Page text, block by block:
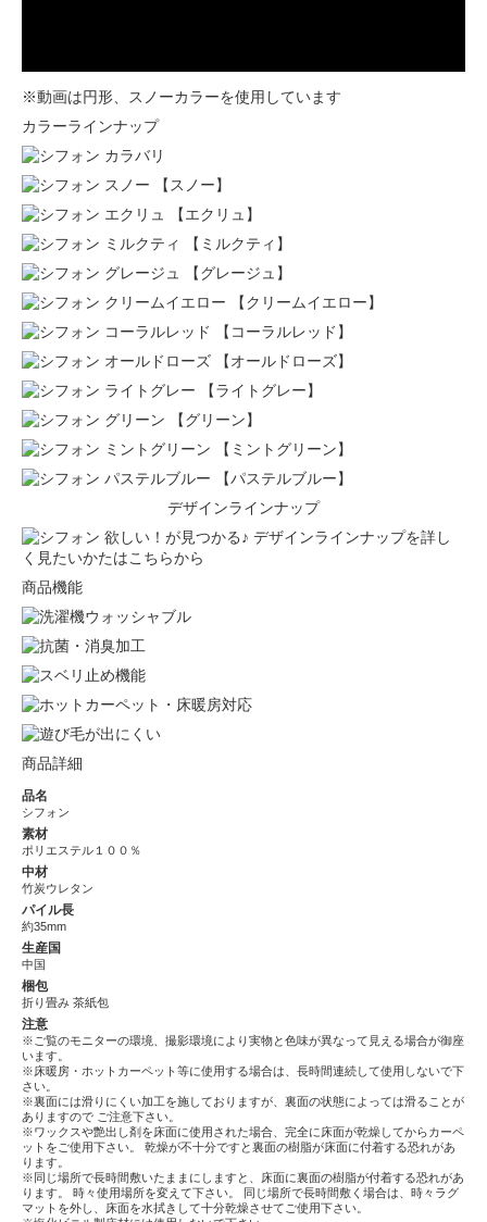
※動画は円形、スノーカラーを使用しています
カラーラインナップ
【スノー】
【エクリュ】
【ミルクティ】
【グレージュ】
【クリームイエロー】
【コーラルレッド】
【オールドローズ】
【ライトグレー】
【グリーン】
【ミントグリーン】
【パステルブルー】
デザインラインナップ
欲しい！が見つかる♪ デザインラインナップを詳し
く見たいかたはこちらから
商品機能
商品詳細
品名
シフォン
素材
ポリエステル１００％
中材
竹炭ウレタン
パイル長
約35mm
生産国
中国
梱包
折り畳み 茶紙包
注意
※ご覧のモニターの環境、撮影環境により実物と色味が異なって見える場合が御座
います。
※床暖房・ホットカーペット等に使用する場合は、長時間連続して使用しないで下
さい。
※裏面には滑りにくい加工を施しておりますが、裏面の状態によっては滑ることが
ありますので ご注意下さい。
※ワックスや艶出し剤を床面に使用された場合、完全に床面が乾燥してからカーペ
ットをご使用下さい。 乾燥が不十分ですと裏面の樹脂が床面に付着する恐れがあ
ります。
※同じ場所で長時間敷いたままにしますと、床面に裏面の樹脂が付着する恐れがあ
ります。 時々使用場所を変えて下さい。 同じ場所で長時間敷く場合は、時々ラグ
マットを外し、床面を水拭きして十分乾燥させてご使用下さい。